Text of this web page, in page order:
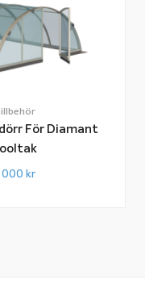
För Diamant
000 kr